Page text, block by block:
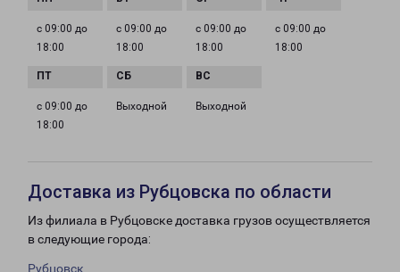
с 09:00 до
18:00
с 09:00 до
18:00
с 09:00 до
18:00
с 09:00 до
18:00
с 09:00 до
18:00
Выходной Выходной
Доставка из Рубцовска по области
Из филиала в Рубцовске доставка грузов осуществляется
в следующие города:
Рубцовск